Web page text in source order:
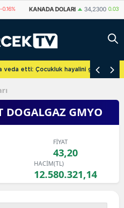
İSVIÇRE FRANKI 58,9021 -0.31%
veda etti: Çocukluk hayalini
DOGALGAZ GMYO
FİYAT
43,20
HACİM(TL)
12.580.321,14